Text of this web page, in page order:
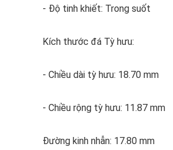
- Độ tinh khiết: Trong suốt
Kích thước đá Tỳ hưu:
- Chiều dài tỳ hưu: 18.70 mm
- Chiều rộng tỳ hưu: 11.87 mm
Đường kinh nhẫn: 17.80 mm